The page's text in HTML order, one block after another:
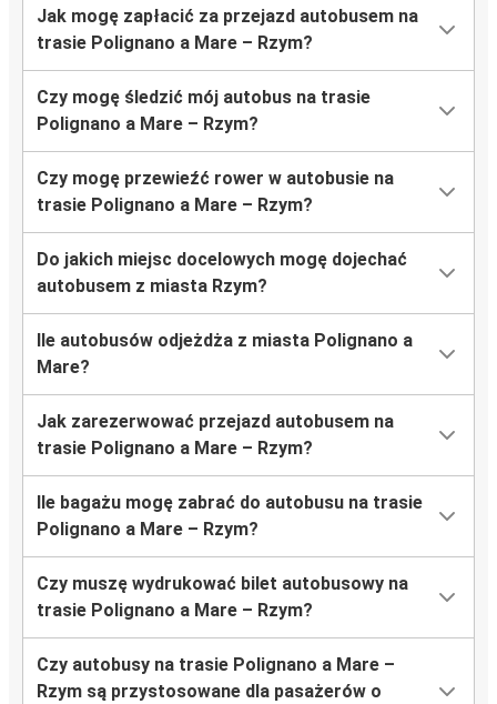
Jak mogę zapłacić za przejazd autobusem na
trasie Polignano a Mare – Rzym?
Czy mogę śledzić mój autobus na trasie
Polignano a Mare – Rzym?
Czy mogę przewieźć rower w autobusie na
trasie Polignano a Mare – Rzym?
Do jakich miejsc docelowych mogę dojechać
autobusem z miasta Rzym?
Ile autobusów odjeżdża z miasta Polignano a
Mare?
Jak zarezerwować przejazd autobusem na
trasie Polignano a Mare – Rzym?
Ile bagażu mogę zabrać do autobusu na trasie
Polignano a Mare – Rzym?
Czy muszę wydrukować bilet autobusowy na
trasie Polignano a Mare – Rzym?
Czy autobusy na trasie Polignano a Mare –
Rzym są przystosowane dla pasażerów o